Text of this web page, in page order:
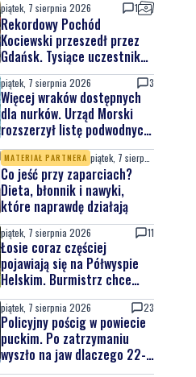
piątek, 7 sierpnia 2026 1
Rekordowy Pochód
Kociewski przeszedł przez
Gdańsk. Tysiące uczestników
na jubileuszowej edycji
piątek, 7 sierpnia 2026 3
Więcej wraków dostępnych
dla nurków. Urząd Morski
rozszerzył listę podwodnych
atrakcji
MATERIAŁ PARTNERA
Co jeść przy zaparciach?
Dieta, błonnik i nawyki,
które naprawdę działają
piątek, 7 sierpnia 2026 11
Łosie coraz częściej
pojawiają się na Półwyspie
Helskim. Burmistrz chce
nowych znaków drogowych
piątek, 7 sierpnia 2026 23
Policyjny pościg w powiecie
puckim. Po zatrzymaniu
wyszło na jaw dlaczego 22-
latek uciekał